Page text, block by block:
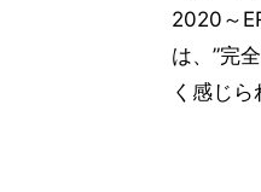
2020～
は、”完
く感じら